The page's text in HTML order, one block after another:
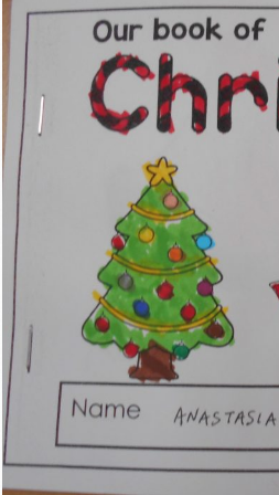
5ου
σχολικής
Σχέδια δράσης
ΚΑΛΛΙΕΡΓΩΝΤΑΣ
ΑΞΙΕΣ
Δίκτυο Σχολείων
Πρεσβευτών για
τους Παγκόσμιους
Στόχους Βιώσιμης
Ανάπτυξης
ΔΙΚΤΥΟ ΣΧΟΛΕΙΩΝ
“ΑΣΦΑΛΕΙΑ ΣΤΟ
ΔΙΑΔΙΚΤΥΟ”
φύλλα εργασίας
Παιχνίδια Τ.Π.Ε.